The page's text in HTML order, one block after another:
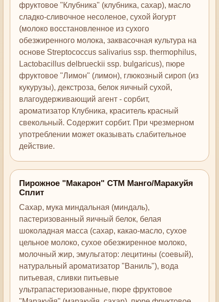
фруктовое "Клубника" (клубника, сахар), масло
сладко-сливочное несоленое, сухой йогурт
(молоко восстановленное из сухого
обезжиренного молока, заквасочная культура на
основе Streptococcus salivarius ssp. thermophilus,
Lactobacillus delbrueckii ssp. bulgaricus), пюре
фруктовое "Лимон" (лимон), глюкозный сироп (из
кукурузы), декстроза, белок яичный сухой,
влагоудерживающий агент - сорбит,
ароматизатор Клубника, краситель красный
свекольный. Содержит сорбит. При чрезмерном
употреблении может оказывать слабительное
действие.
Пирожное "Макарон" СТМ Манго/Маракуйя
Сплит
Сахар, мука миндальная (миндаль),
пастеризованный яичный белок, белая
шоколадная масса (сахар, какао-масло, сухое
цельное молоко, сухое обезжиренное молоко,
молочный жир, эмульгатор: лецитины (соевый),
натуральный ароматизатор "Ваниль"), вода
питьевая, сливки питьевые
ультрапастеризованные, пюре фруктовое